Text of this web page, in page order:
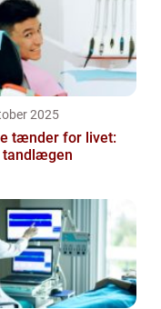
2025
tænder for livet:
tandlægen